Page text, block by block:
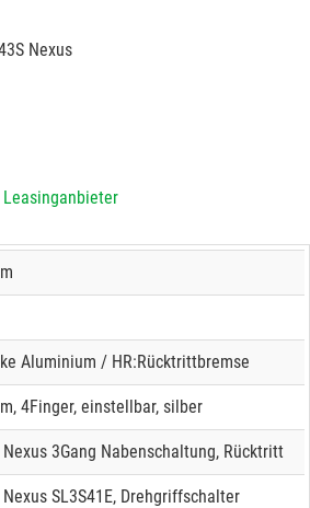
Leasinganbieter
Aluminium / HR:Rücktrittbremse
4Finger, einstellbar, silber
3Gang Nabenschaltung, Rücktritt
SL3S41E, Drehgriffschalter